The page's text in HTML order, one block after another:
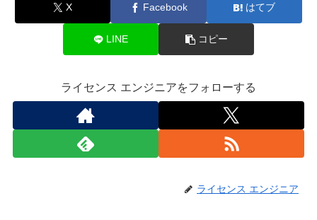
X Facebook はてブ
LINE コピー
ライセンス エンジニアをフォローする
ライセンス エンジニア